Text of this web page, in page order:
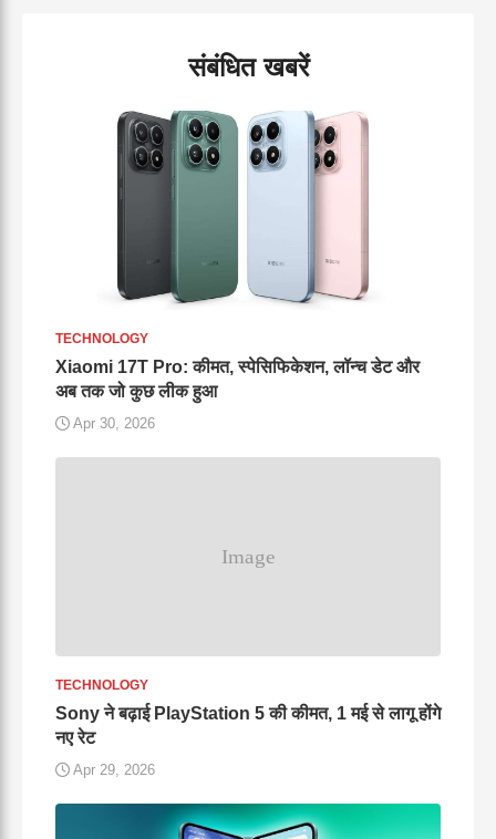
संबंधित खबरें
TECHNOLOGY
Xiaomi 17T Pro: कीमत, स्पेसिफिकेशन, लॉन्च डेट और
अब तक जो कुछ लीक हुआ
Apr 30, 2026
TECHNOLOGY
Sony ने बढ़ाई PlayStation 5 की कीमत, 1 मई से लागू होंगे
नए रेट
Apr 29, 2026